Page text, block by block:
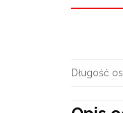
Długość